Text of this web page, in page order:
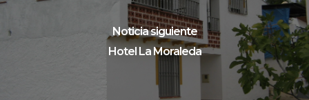
Noticia siguiente
Hotel La Moraleda